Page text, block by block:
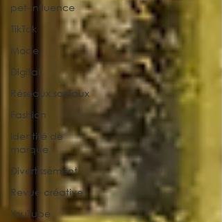
pet-influence
TikTok
Mode
Digital
Réseaux sociaux
Fashion
Identité de
marque
Divertissement
Revue créative
YouTube